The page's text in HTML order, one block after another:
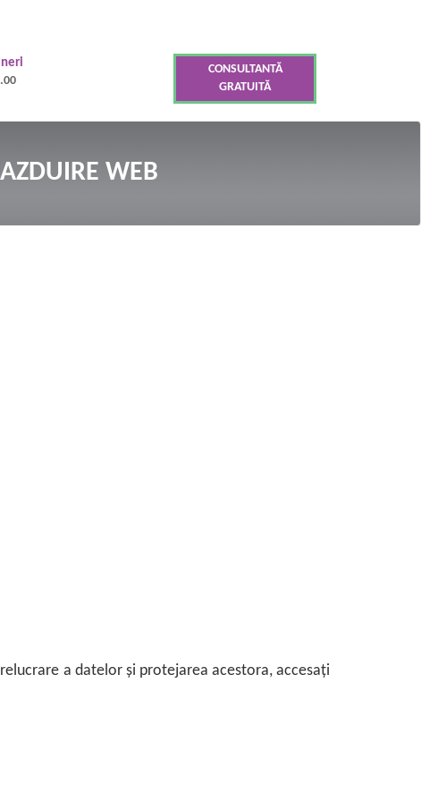
CONSULTANTĂ
GRATUITĂ
WEB
a datelor și protejarea acestora, accesați